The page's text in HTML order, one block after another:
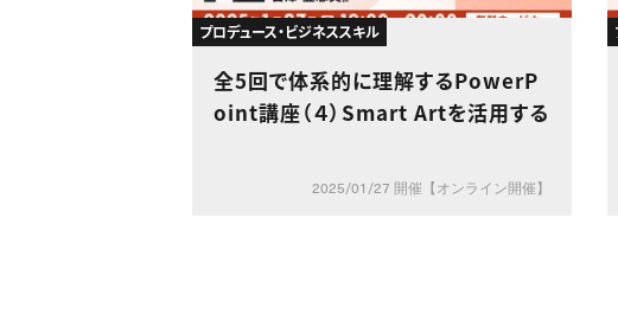
プロデュース・ビジネススキル
全5回で体系的に理解するPowerP
oint講座（４）Smart Artを活用する
2025/01/27 開催【オンライン開催】